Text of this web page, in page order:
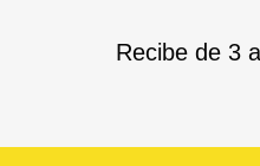
Recibe de 3